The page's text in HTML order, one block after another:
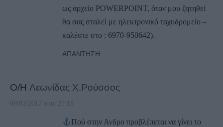
ως αρχείο POWERPOINT, όταν μου ζητηθεί
θα σας σταλεί με ηλεκτρονικό ταχυδρομείο –
καλέστε στο : 6970-950642).
ΑΠΆΝΤΗΣΗ
Ο/Η Λεωνίδας Χ.Ρούσσος
09/03/2017 στις 21:18
Πού στην Ανδρο προβλέπεται να γίνει το